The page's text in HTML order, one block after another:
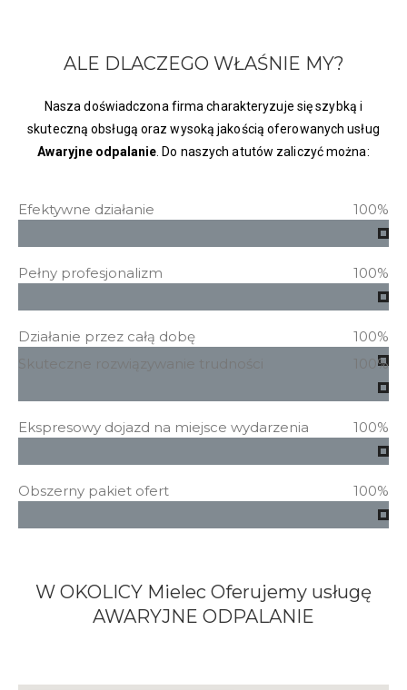
ALE DLACZEGO WŁAŚNIE MY?
Nasza doświadczona firma charakteryzuje się szybką i
skuteczną obsługą oraz wysoką jakością oferowanych usług
Awaryjne odpalanie. Do naszych atutów zaliczyć można:
Efektywne działanie 100%
Pełny profesjonalizm 100%
Działanie przez całą dobę
100%
Skuteczne rozwiązywanie trudności
100%
Ekspresowy dojazd na miejsce wydarzenia 100%
Obszerny pakiet ofert 100%
W OKOLICY Mielec Oferujemy usługę
AWARYJNE ODPALANIE